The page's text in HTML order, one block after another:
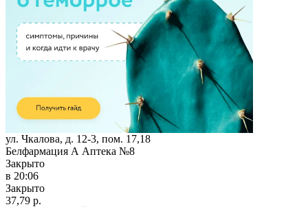
ул. Чкалова, д. 12-3, пом. 17,18
Белфармация А Аптека №8
Закрыто
в 20:06
Закрыто
37,79 р.